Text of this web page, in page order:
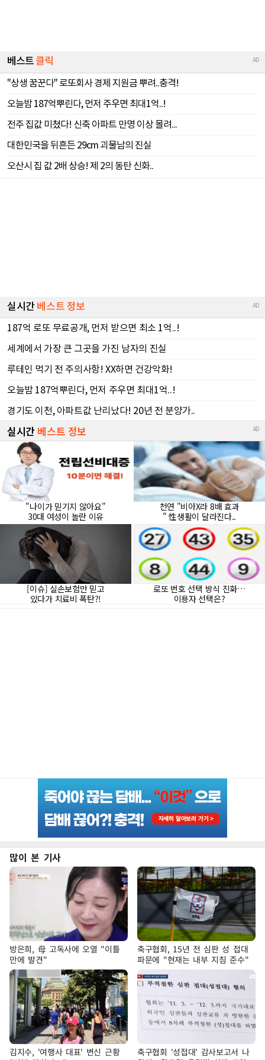
많이 본 기사
방은희, 母 고독사에 오열 "이틀
만에 발견"
축구협회, 15년 전 심판 성 접대
파문에 "현재는 내부 지침 준수"
김지수, '여행사 대표' 변신 근황
축구협회 '성접대' 감사보고서 나